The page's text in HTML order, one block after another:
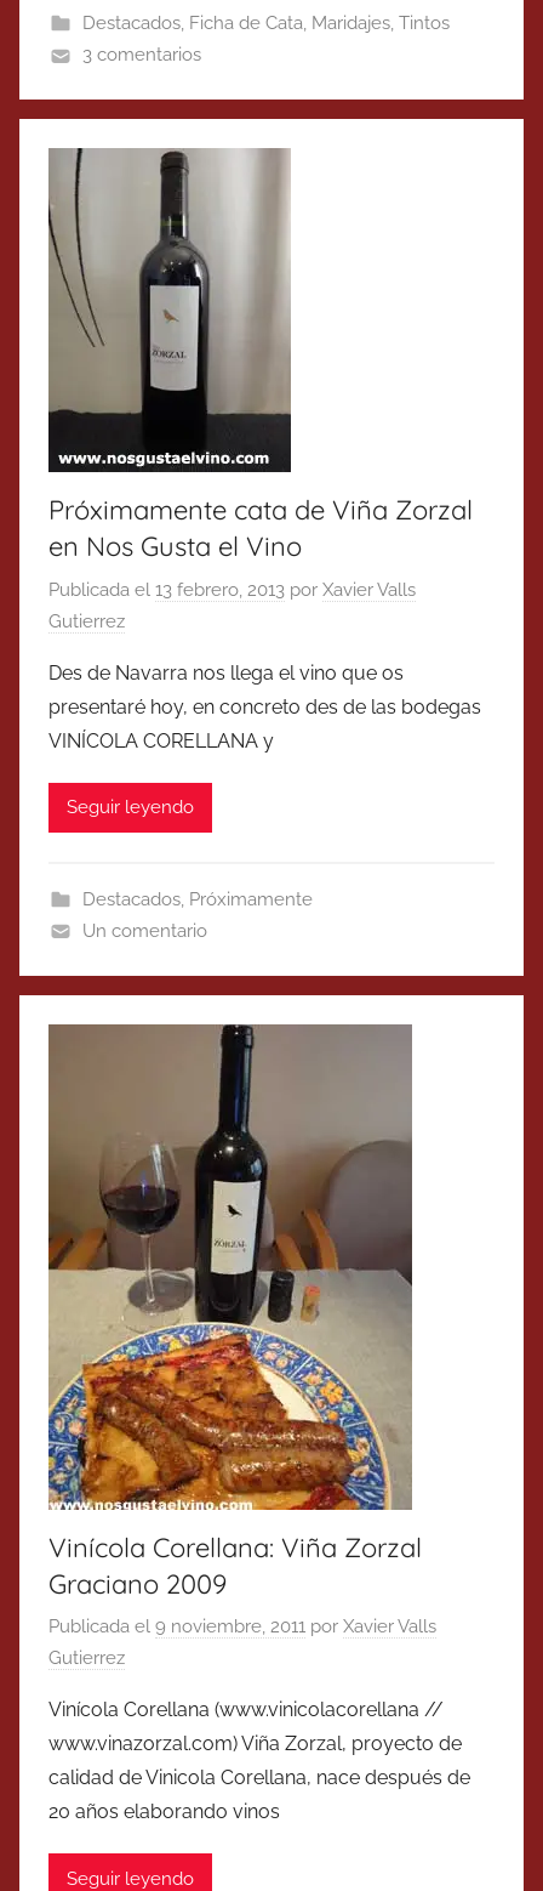
Destacados, Ficha de Cata, Maridajes, Tintos
3 comentarios
Próximamente cata de Viña Zorzal
en Nos Gusta el Vino
Publicada el 13 febrero, 2013 por Xavier Valls
Gutierrez
Des de Navarra nos llega el vino que os
presentaré hoy, en concreto des de las bodegas
VINÍCOLA CORELLANA y
Seguir leyendo
Destacados, Próximamente
Un comentario
Vinícola Corellana: Viña Zorzal
Graciano 2009
Publicada el 9 noviembre, 2011 por Xavier Valls
Gutierrez
Vinícola Corellana (www.vinicolacorellana //
www.vinazorzal.com) Viña Zorzal, proyecto de
calidad de Vinicola Corellana, nace después de
20 años elaborando vinos
Seguir leyendo